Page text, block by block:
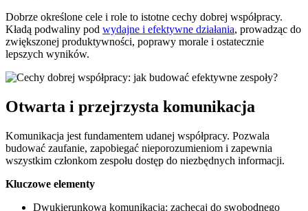
Dobrze określone cele i role to istotne cechy dobrej współpracy.
Kładą podwaliny pod wydajne i efektywne działania, prowadząc do
zwiększonej produktywności, poprawy morale i ostatecznie
lepszych wyników.
Otwarta i przejrzysta komunikacja
Komunikacja jest fundamentem udanej współpracy. Pozwala
budować zaufanie, zapobiegać nieporozumieniom i zapewnia
wszystkim członkom zespołu dostęp do niezbędnych informacji.
Kluczowe elementy
Dwukierunkowa komunikacja: zachęcaj do swobodnego